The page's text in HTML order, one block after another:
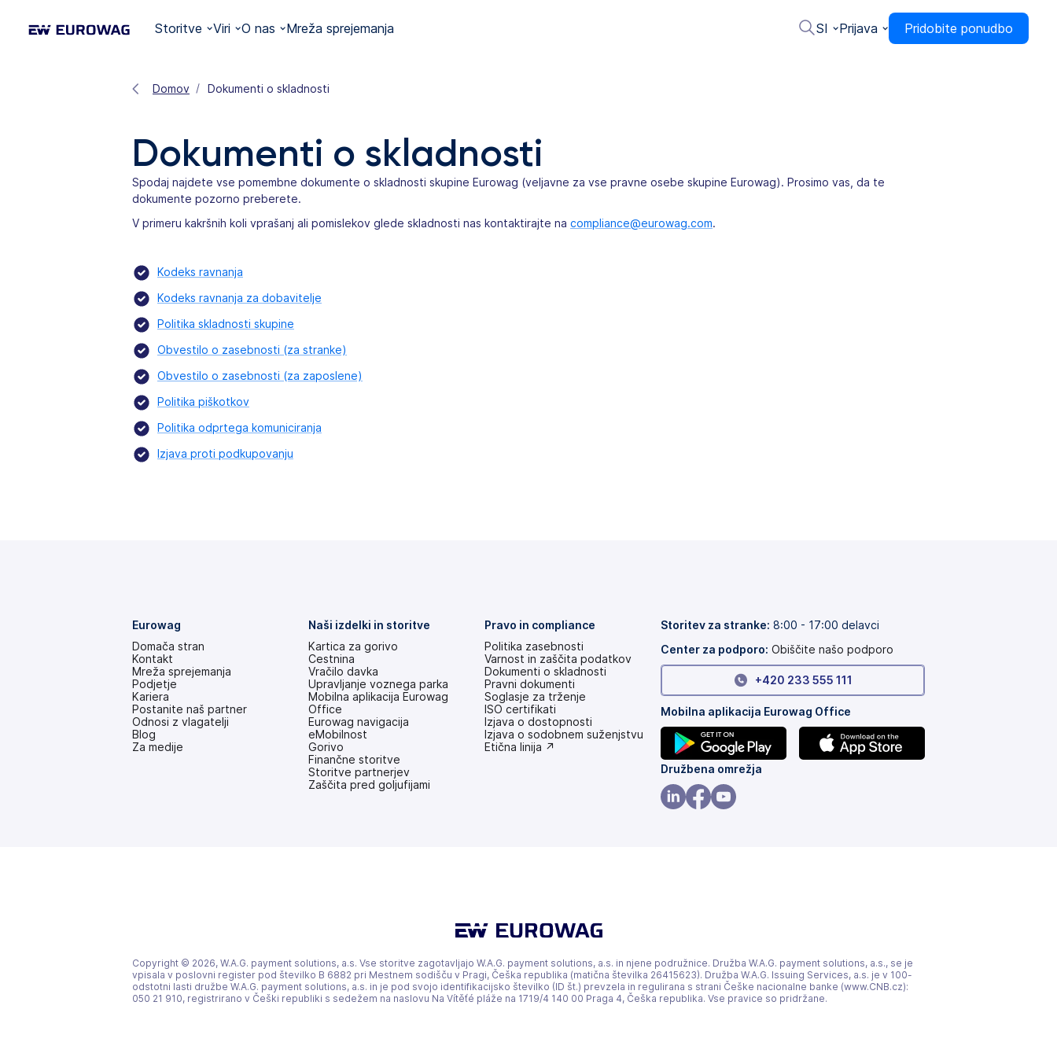
Storitve Viri O nas Mreža sprejemanja SI Prijava Pridobite ponudbo
Domov Dokumenti o skladnosti
Dokumenti o skladnosti
Spodaj najdete vse pomembne dokumente o skladnosti skupine Eurowag (veljavne za vse pravne osebe skupine Eurowag). Prosimo vas, da te
dokumente pozorno preberete.
V primeru kakršnih koli vprašanj ali pomislekov glede skladnosti nas kontaktirajte na compliance@eurowag.com.
Kodeks ravnanja
Kodeks ravnanja za dobavitelje
Politika skladnosti skupine
Obvestilo o zasebnosti (za stranke)
Obvestilo o zasebnosti (za zaposlene)
Politika piškotkov
Politika odprtega komuniciranja
Izjava proti podkupovanju
Eurowag
Domača stran
Kontakt
Mreža sprejemanja
Podjetje
Kariera
Postanite naš partner
Odnosi z vlagatelji
(odpre
se
Blog
Za medije
Naši izdelki in storitve
Kartica za gorivo
Cestnina
Vračilo davka
Upravljanje voznega parka
Mobilna aplikacija Eurowag
Office
Eurowag navigacija
eMobilnost
Gorivo
Finančne storitve
Storitve partnerjev
Zaščita pred goljufijami
Pravo in compliance
Politika zasebnosti
Varnost in zaščita podatkov
Dokumenti o skladnosti
Pravni dokumenti
Soglasje za trženje
ISO certifikati
Izjava o dostopnosti
(odpre
se
Izjava o sodobnem suženjstvu
(odpre
Etična linija ↗
Storitev za stranke: 8:00 - 17:00 delavci
Center za podporo: Obiščite našo podporo
+420 233 555 111
Mobilna aplikacija Eurowag Office
(odpre
se
v
Družbena omrežja
Copyright © 2026, W.A.G. payment solutions, a.s. Vse storitve zagotavljajo W.A.G. payment solutions, a.s. in njene podružnice. Družba W.A.G. payment solutions, a.s., se je
vpisala v poslovni register pod številko B 6882 pri Mestnem sodišču v Pragi, Češka republika (matična številka 26415623). Družba W.A.G. Issuing Services, a.s. je v 100-
odstotni lasti družbe W.A.G. payment solutions, a.s. in je pod svojo identifikacijsko številko (ID št.) prevzela in regulirana s strani Češke nacionalne banke (www.CNB.cz):
050 21 910, registrirano v Češki republiki s sedežem na naslovu Na Vítěťé pláže na 1719/4 140 00 Praga 4, Češka republika. Vse pravice so pridržane.